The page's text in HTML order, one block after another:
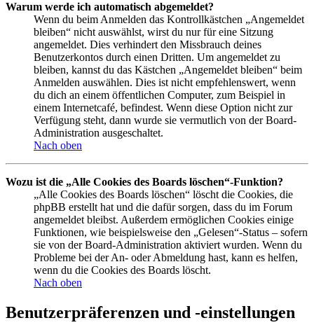
Warum werde ich automatisch abgemeldet?
Wenn du beim Anmelden das Kontrollkästchen „Angemeldet
bleiben“ nicht auswählst, wirst du nur für eine Sitzung
angemeldet. Dies verhindert den Missbrauch deines
Benutzerkontos durch einen Dritten. Um angemeldet zu
bleiben, kannst du das Kästchen „Angemeldet bleiben“ beim
Anmelden auswählen. Dies ist nicht empfehlenswert, wenn
du dich an einem öffentlichen Computer, zum Beispiel in
einem Internetcafé, befindest. Wenn diese Option nicht zur
Verfügung steht, dann wurde sie vermutlich von der Board-
Administration ausgeschaltet.
Nach oben
Wozu ist die „Alle Cookies des Boards löschen“-Funktion?
„Alle Cookies des Boards löschen“ löscht die Cookies, die
phpBB erstellt hat und die dafür sorgen, dass du im Forum
angemeldet bleibst. Außerdem ermöglichen Cookies einige
Funktionen, wie beispielsweise den „Gelesen“-Status – sofern
sie von der Board-Administration aktiviert wurden. Wenn du
Probleme bei der An- oder Abmeldung hast, kann es helfen,
wenn du die Cookies des Boards löscht.
Nach oben
Benutzerpräferenzen und -einstellungen